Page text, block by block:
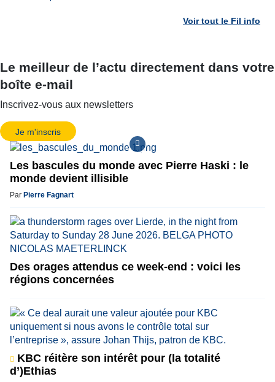
Voir tout le Fil info
Le meilleur de l’actu directement dans votre
boîte e-mail
Inscrivez-vous aux newsletters
Je m'inscris
Les bascules du monde avec Pierre Haski : le
monde devient illisible
Par Pierre Fagnart
Des orages attendus ce week-end : voici les
régions concernées
KBC réitère son intérêt pour (la totalité
d’)Ethias